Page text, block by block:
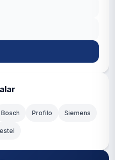
Bosch Profilo Siemens